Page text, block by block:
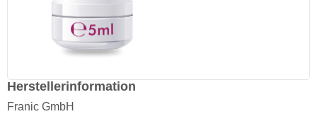
Herstellerinformation
Franic GmbH